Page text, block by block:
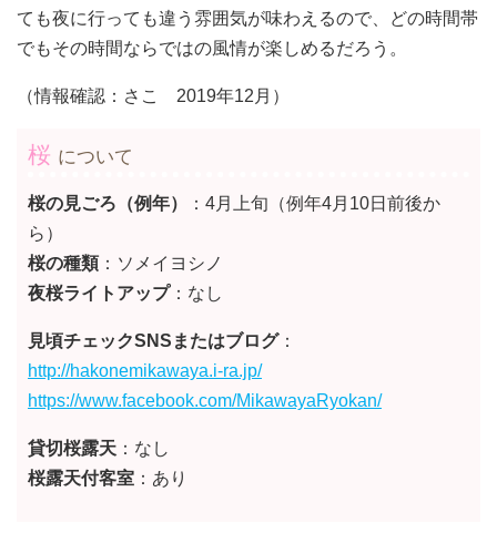
ても夜に行っても違う雰囲気が味わえるので、どの時間帯
でもその時間ならではの風情が楽しめるだろう。
（情報確認：さこ 2019年12月）
桜 について
桜の見ごろ（例年）
：4月上旬（例年4月10日前後か
ら）
桜の種類 ：ソメイヨシノ
夜桜ライトアップ：なし
見頃チェックSNSまたはブログ：
http://hakonemikawaya.i-ra.jp/
https://www.facebook.com/MikawayaRyokan/
貸切桜露天 ：なし
桜露天付客室 ：あり